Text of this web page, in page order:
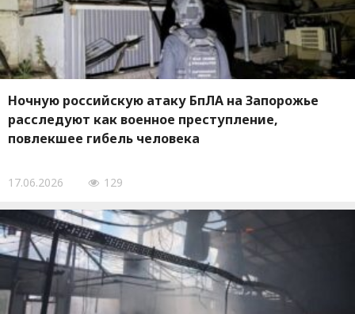
Ночную российскую атаку БпЛА на Запорожье
расследуют как военное преступление,
повлекшее гибель человека
17.06.2026 129